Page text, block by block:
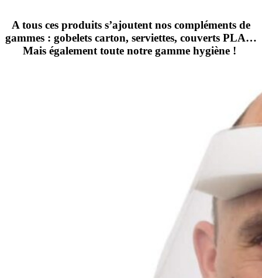
A tous ces produits s’ajoutent nos compléments de
gammes : gobelets carton, serviettes, couverts PLA…
Mais également toute notre gamme hygiène !